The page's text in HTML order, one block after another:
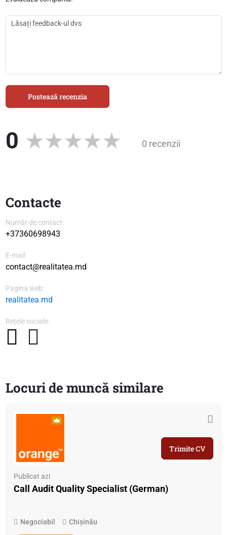
Postează recenzia
0 0 recenzii
Contacte
Număr de contact:
+37360698943
E-mail:
contact@realitatea.md
Pagina web:
realitatea.md
Rețele sociale:
Locuri de muncă similare
Publicat azi
Call Audit Quality Specialist (German)
Negociabil Chișinău
Trimite CV